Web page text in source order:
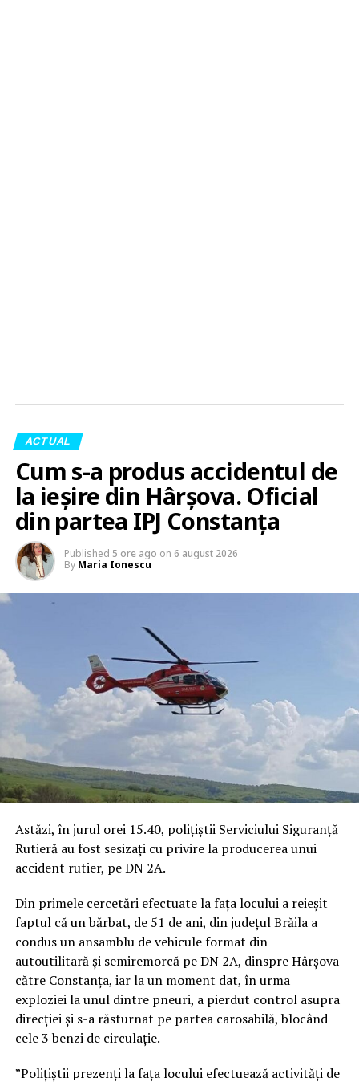
ACTUAL
Cum s-a produs accidentul de
la ieșire din Hârșova. Oficial
din partea IPJ Constanța
Published 5 ore ago on 6 august 2026
By Maria Ionescu
Astăzi, în jurul orei 15.40, polițiștii Serviciului Siguranță
Rutieră au fost sesizați cu privire la producerea unui
accident rutier, pe DN 2A.
Din primele cercetări efectuate la fața locului a reieșit
faptul că un bărbat, de 51 de ani, din județul Brăila a
condus un ansamblu de vehicule format din
autoutilitară și semiremorcă pe DN 2A, dinspre Hârșova
către Constanța, iar la un moment dat, în urma
exploziei la unul dintre pneuri, a pierdut control asupra
direcției și s-a răsturnat pe partea carosabilă, blocând
cele 3 benzi de circulație.
”Polițiștii prezenți la fața locului efectuează activități de